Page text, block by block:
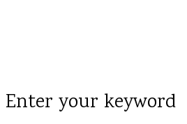
Enter your keyword